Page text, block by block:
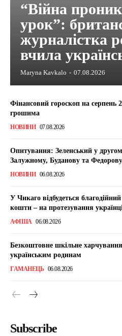
“Війна
урок”:
журналістка
вчила
Maryna Kavkalo - 07.08.2026
Фінансовий гороскоп на серпень
грошима
НОВИНИ 07.08.2026
Опитування: Зеленський у
Залужному, Буданову та Федорову
НОВИНИ 06.08.2026
У Чикаго відбудеться
кошти – на протезування
АФІША 06.08.2026
Безкоштовне шкільне
українським родинам
ГАМАНЕЦЬ 06.08.2026
Subscribe